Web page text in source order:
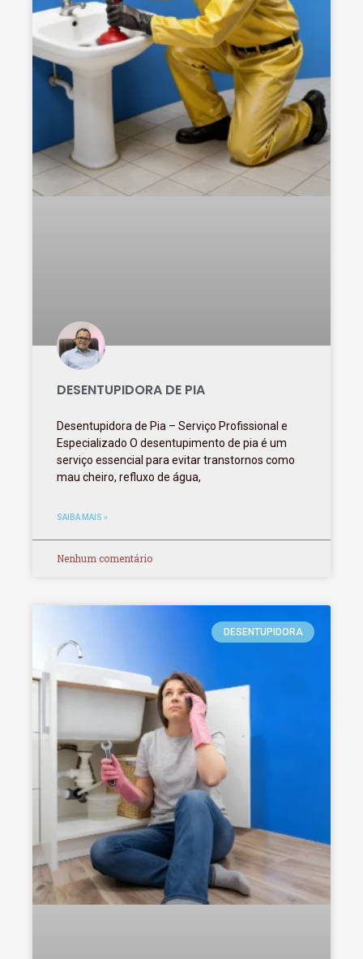
DESENTUPIDORA DE PIA
Desentupidora de Pia – Serviço Profissional e
Especializado O desentupimento de pia é um
serviço essencial para evitar transtornos como
mau cheiro, refluxo de água,
SAIBA MAIS »
Nenhum comentário
DESENTUPIDORA